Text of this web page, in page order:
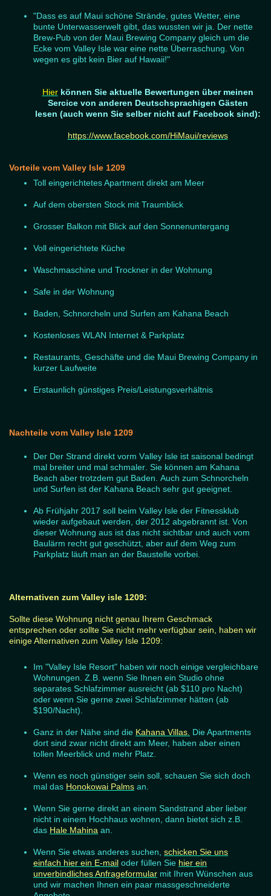
"Dass es auf Maui schöne Strände, gutes Wetter, eine
bunte Unterwasserwelt gibt, das wussten wir ja. Der nette
Brew-Pub von der Maui Brewing Company gleich um die
Ecke vom Valley Isle war eine nette Überraschung. Von
wegen es gibt kein Bier auf Hawaii!"
Hier können Sie aktuelle Bewertungen über meinen
Sercice von anderen Deutschsprachigen Gästen
lesen (auch wenn Sie selber nicht auf Facebook sind):
https://www.facebook.com/HiMaui/reviews
Vorteile vom Valley Isle 1209
Toll eingerichtetes Apartment direkt am Meer
Auf dem obersten Stock mit Traumblick
Grosser Balkon mit Blick auf den Sonnenuntergang
Voll eingerichtete Küche
Waschmaschine und Trockner in der Wohnung
Safe in der Wohnung
Baden, Schnorcheln und Surfen am Kahana Beach
Kostenloses WLAN Internet & Parkplatz
Restaurants, Geschäfte und die Maui Brewing Company in
kurzer Laufweite
Erstaunlich günstiges Preis/Leistungsverhältnis
Nachteile vom Valley Isle 1209
Der Der Strand direkt vorm Valley Isle ist saisonal bedingt
mal breiter und mal schmaler. Sie können am Kahana
Beach aber trotzdem gut Baden. Auch zum Schnorcheln
und Surfen ist der Kahana Beach sehr gut geeignet.
Ab Frühjahr 2017 soll beim Valley Isle der Fitnessklub
wieder aufgebaut werden, der 2012 abgebrannt ist. Von
dieser Wohnung aus ist das nicht sichtbar und auch vom
Baulärm recht gut geschützt, aber auf dem Weg zum
Parkplatz läuft man an der Baustelle vorbei.
Alternativen zum Valley isle 1209:
Sollte diese Wohnung nicht genau Ihrem Geschmack
entsprechen oder sollte Sie nicht mehr verfügbar sein, haben wir
einige Alternativen zum Valley Isle 1209:
Im "Valley Isle Resort" haben wir noch einige vergleichbare
Wohnungen. Z.B. wenn Sie Ihnen ein Studio ohne
separates Schlafzimmer ausreicht (ab $110 pro Nacht)
oder wenn Sie gerne zwei Schlafzimmer hätten (ab
$190/Nacht).
Ganz in der Nähe sind die Kahana Villas. Die Apartments
dort sind zwar nicht direkt am Meer, haben aber einen
tollen Meerblick und mehr Platz.
Wenn es noch günstiger sein soll, schauen Sie sich doch
mal das Honokowai Palms an.
Wenn Sie gerne direkt an einem Sandstrand aber lieber
nicht in einem Hochhaus wohnen, dann bietet sich z.B.
das Hale Mahina an.
Wenn Sie etwas anderes suchen, schicken Sie uns
einfach hier ein E-mail oder füllen Sie hier ein
unverbindliches Anfrageformular mit Ihren Wünschen aus
und wir machen Ihnen ein paar massgeschneiderte